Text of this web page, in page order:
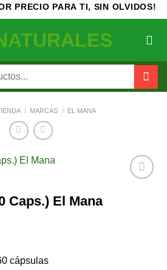
PRECIO PARA TI, SIN OLVIDOS!
/ MARCAS / EL MANA
Caps.) El Mana
cápsulas